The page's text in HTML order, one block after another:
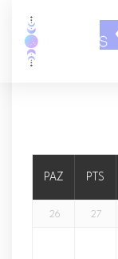
PAZ PTS
26 27